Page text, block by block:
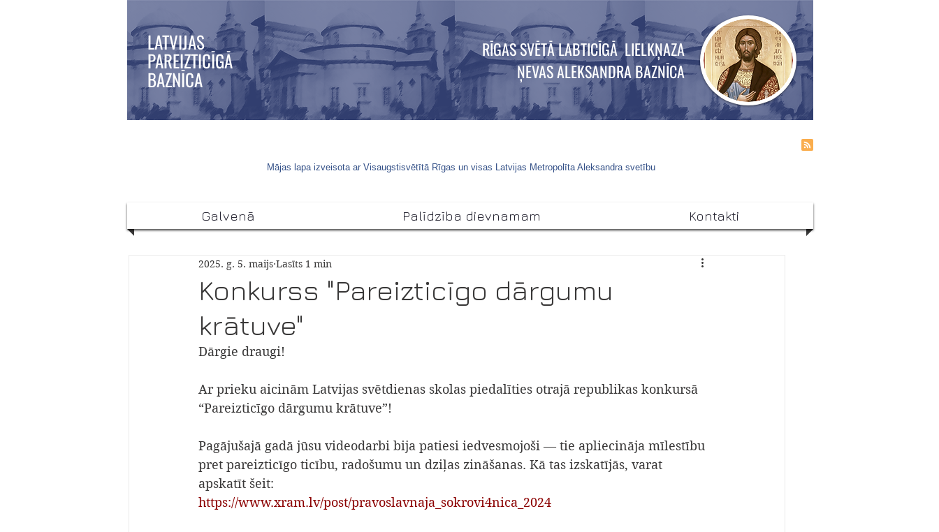
RĪGAS SVĒTĀ LABTICĪGĀ LIELKŅAZA
ŅEVAS ALEKSANDRA BAZNĪCA
LATVIJAS
PAREIZTICĪGĀ
BAZNĪCA
Mājas lapa izveisota ar Visaugstisvētītā Rīgas un visas Latvijas Metropolīta Aleksandra svetību
Konkurss "Pareizticīgo dārgumu
krātuve"
2025. g. 5. maijs Lasīts 1 min
Dārgie draugi!
Ar prieku aicinām Latvijas svētdienas skolas piedalīties otrajā republikas konkursā
“Pareizticīgo dārgumu krātuve”!
Pagājušajā gadā jūsu videodarbi bija patiesi iedvesmojoši — tie apliecināja mīlestību
pret pareizticīgo ticību, radošumu un dziļas zināšanas. Kā tas izskatījās, varat
apskatīt šeit:
https://www.xram.lv/post/pravoslavnaja_sokrovi4nica_2024
Galvenā Palīdzība dievnamam Kontakti